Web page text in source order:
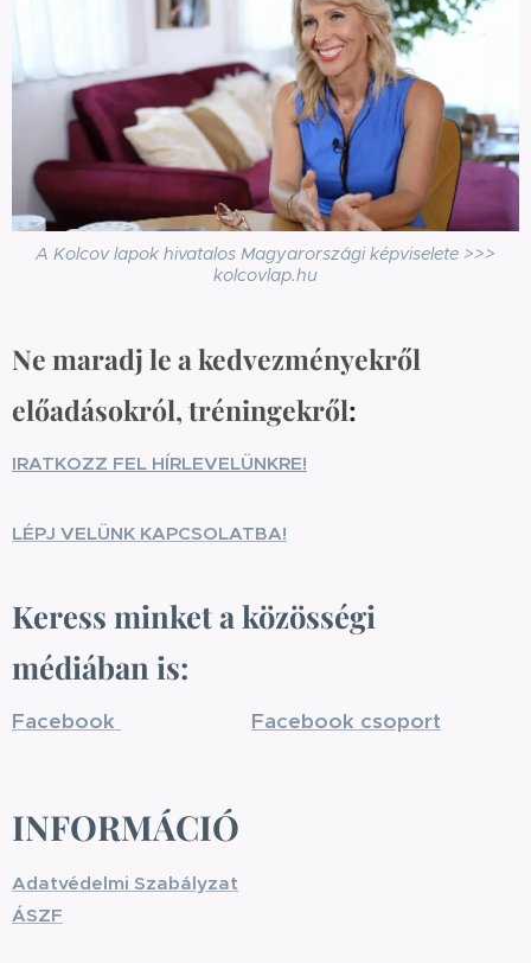
A Kolcov lapok hivatalos Magyarországi képviselete >>>
kolcovlap.hu
Ne maradj le a kedvezményekről
előadásokról, tréningekről:
IRATKOZZ FEL HÍRLEVELÜNKRE!
LÉPJ VELÜNK KAPCSOLATBA!
Keress minket a közösségi
médiában is:
Facebook Facebook csoport
INFORMÁCIÓ
Adatvédelmi Szabályzat
ÁSZF